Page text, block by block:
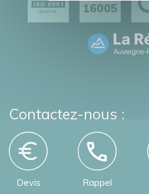
16005
Contactez-nous :
Devis Rappel